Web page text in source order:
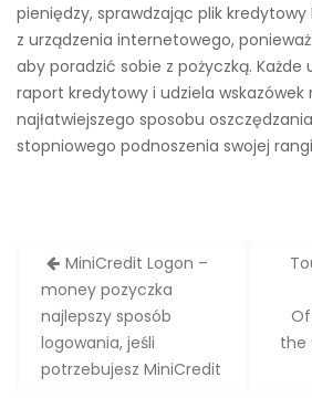
pieniędzy, sprawdzając plik kredytowy
z urządzenia internetowego,
aby poradzić sobie z pożyczką. Każde
raport kredytowy i udziela
najłatwiejszego sposobu
stopniowego podnoszenia swojej
Zobacz
wpisy
MiniCredit Logon –
money pozyczka
najlepszy sposób
logowania, jeśli
potrzebujesz MiniCredit
the